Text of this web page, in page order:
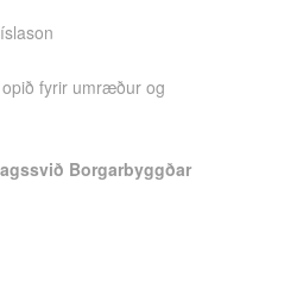
fyrir umræður og
Borgarbyggðar